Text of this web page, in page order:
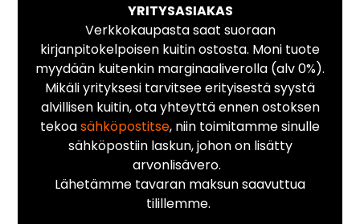
YRITYSASIAKAS
Verkkokaupasta saat suoraan
kirjanpitokelpoisen kuitin ostosta. Moni tuote
myydään kuitenkin marginaaliverolla (alv 0%).
Mikäli yrityksesi tarvitsee erityisestä syystä
alvillisen kuitin, ota yhteyttä ennen ostoksen
tekoasähköpostitse, niin toimitamme sinulle
sähköpostiin laskun, johon on lisätty
arvonlisävero.
Lähetämme tavaran maksun saavuttua
tilillemme.